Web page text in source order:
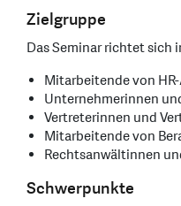
Zielgruppe
Das Seminar richtet sich
Mitarbeitende von
Unternehmerinnen
Vertreterinnen und
Mitarbeitende von
Rechtsanwältinnen
Schwerpunkte